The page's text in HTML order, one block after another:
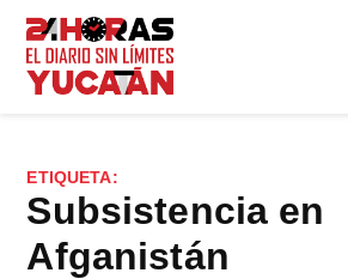
Saltar
contenido
ETIQUETA:
subsistencia en
Afganistán